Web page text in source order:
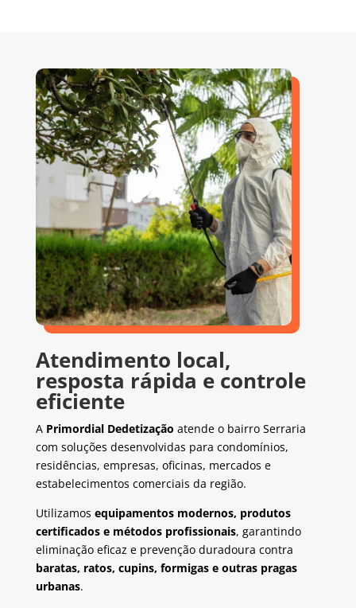
Atendimento local,
resposta rápida e controle
eficiente
A Primordial Dedetização atende o bairro Serraria
com soluções desenvolvidas para condomínios,
residências, empresas, oficinas, mercados e
estabelecimentos comerciais da região.
Utilizamos equipamentos modernos, produtos
certificados e métodos profissionais, garantindo
eliminação eficaz e prevenção duradoura contra
baratas, ratos, cupins, formigas e outras pragas
urbanas.